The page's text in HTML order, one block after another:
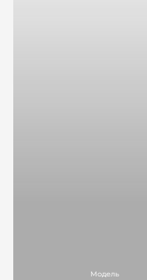
Модель